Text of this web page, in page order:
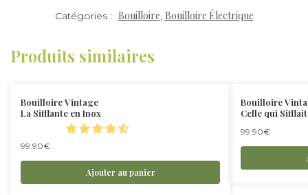
Catégories : Bouilloire, Bouilloire Électrique
Produits similaires
Bouilloire Vintage
La Sifflante en Inox
99.90€
Ajouter au panier
Bouilloire
Celle qui Sifflait
99.90€